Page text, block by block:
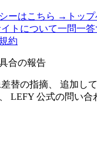
ーはこちら → トッ
トについて一問一答
約
合の報告
替の指摘、 追加し
LEFY 公式の問い合